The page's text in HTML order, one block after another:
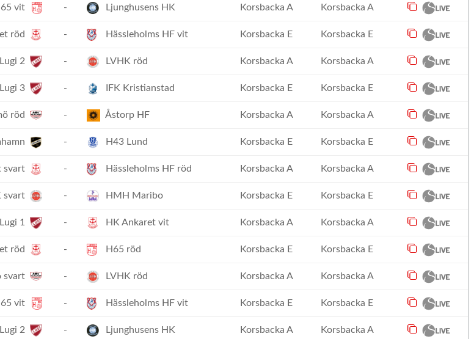
vit - Ljunghusens HK Korsbacka A Korsbacka A
röd - Hässleholms HF vit Korsbacka E Korsbacka E
Lugi 2 - LVHK röd Korsbacka A Korsbacka A
Lugi 3 - IFK Kristianstad Korsbacka E Korsbacka E
röd - Åstorp HF Korsbacka A Korsbacka A
- H43 Lund Korsbacka E Korsbacka E
svart - Hässleholms HF röd Korsbacka A Korsbacka A
svart - HMH Maribo Korsbacka E Korsbacka E
Lugi 1 - HK Ankaret vit Korsbacka A Korsbacka A
röd - H65 röd Korsbacka E Korsbacka E
svart - LVHK röd Korsbacka A Korsbacka A
vit - Hässleholms HF vit Korsbacka E Korsbacka E
Lugi 2 - Ljunghusens HK Korsbacka A Korsbacka A